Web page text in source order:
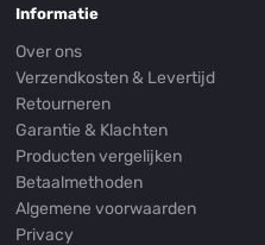
Informatie
Over ons
Verzendkosten & Levertijd
Retourneren
Garantie & Klachten
Producten vergelijken
Betaalmethoden
Algemene voorwaarden
Privacy